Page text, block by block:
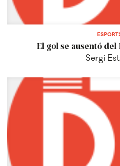
El gol se ausentó
Sergi